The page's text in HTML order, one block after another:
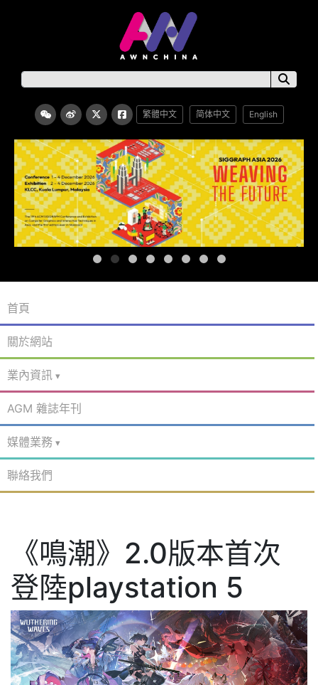
繁體中文 简体中文 English
首頁
關於網站
業內資訊
AGM 雜誌年刊
媒體業務
聯絡我們
《鳴潮》2.0版本首次
登陸playstation 5